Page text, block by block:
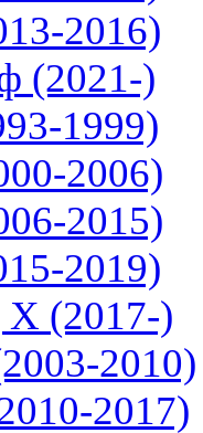
2016)
(2021-)
1999)
2006)
2015)
2019)
(2017-)
2010)
2017)